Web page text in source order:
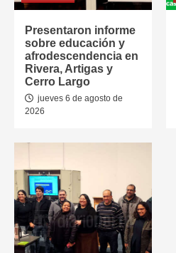
Presentaron informe
sobre educación y
afrodescendencia en
Rivera, Artigas y
Cerro Largo
jueves 6 de agosto de
2026